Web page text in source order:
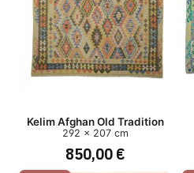
Kelim Afghan Old Tradition
292 x 207 cm
850,00 €